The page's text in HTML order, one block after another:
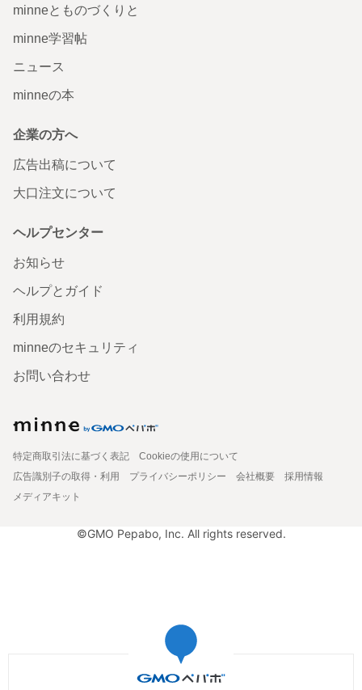
minneとものづくりと
minne学習帖
ニュース
minneの本
企業の方へ
広告出稿について
大口注文について
ヘルプセンター
お知らせ
ヘルプとガイド
利用規約
minneのセキュリティ
お問い合わせ
特定商取引法に基づく表記
Cookieの使用について
広告識別子の取得・利用
プライバシーポリシー 会社概要
採用情報
メディアキット
©GMO Pepabo, Inc. All rights reserved.